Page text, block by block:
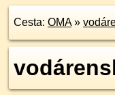
Cesta: OMA»